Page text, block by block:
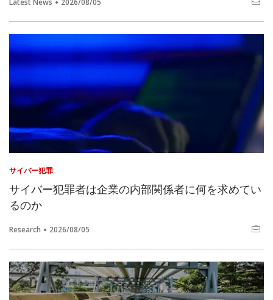
Latest News 2026/08/05
サイバー犯罪
サイバー犯罪者は企業の内部関係者に何を求めてい
るのか
Research 2026/08/05